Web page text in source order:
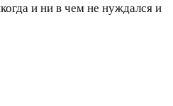
и ни в чем не нуждался и